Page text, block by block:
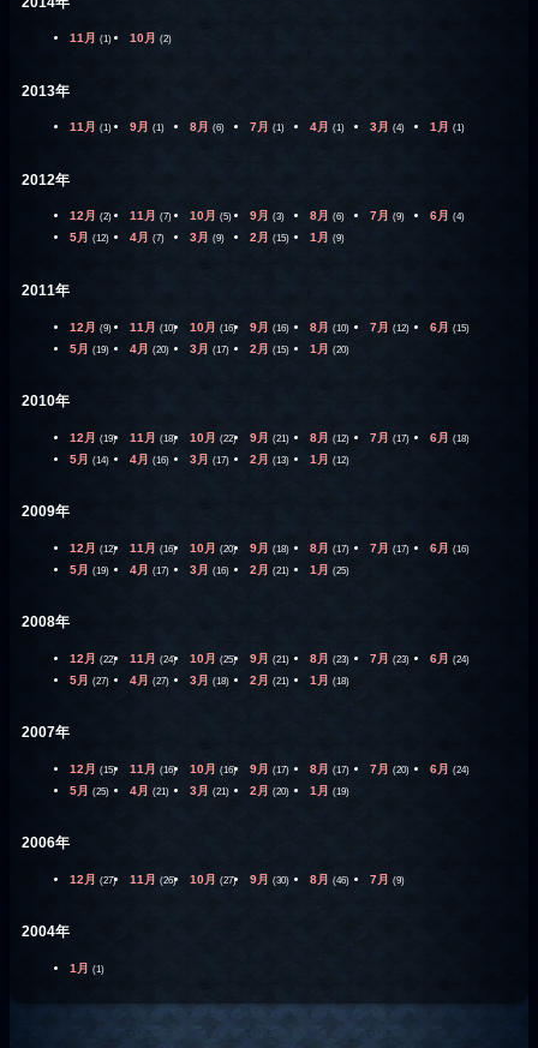
11月 (1) 10月 (2)
2013年
11月 (1) 9月 (1) 8月 (6) 7月 (1) 4月 (1) 3月 (4) 1月 (1)
2012年
12月 (2) 11月 (7) 10月 (5) 9月 (3) 8月 (6) 7月 (9) 6月 (4)
5月 (12) 4月 (7) 3月 (9) 2月 (15) 1月 (9)
2011年
12月 (9) 11月 (10) 10月 (16) 9月 (16) 8月 (10) 7月 (12) 6月 (15)
5月 (19) 4月 (20) 3月 (17) 2月 (15) 1月 (20)
2010年
12月 (19) 11月 (18) 10月 (22) 9月 (21) 8月 (12) 7月 (17) 6月 (18)
5月 (14) 4月 (16) 3月 (17) 2月 (13) 1月 (12)
2009年
12月 (12) 11月 (16) 10月 (20) 9月 (18) 8月 (17) 7月 (17) 6月 (16)
5月 (19) 4月 (17) 3月 (16) 2月 (21) 1月 (25)
2008年
12月 (22) 11月 (24) 10月 (25) 9月 (21) 8月 (23) 7月 (23) 6月 (24)
5月 (27) 4月 (27) 3月 (18) 2月 (21) 1月 (18)
2007年
12月 (15) 11月 (16) 10月 (16) 9月 (17) 8月 (17) 7月 (20) 6月 (24)
5月 (25) 4月 (21) 3月 (21) 2月 (20) 1月 (19)
2006年
12月 (27) 11月 (26) 10月 (27) 9月 (30) 8月 (46) 7月 (9)
2004年
1月 (1)